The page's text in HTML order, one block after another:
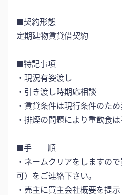
■契約形態
定期建物賃貸借契約
■特記事項
・現況有姿渡し
・引き渡し時期応相談
・賃貸条件は現行条件のた
・排煙の問題により重飲食
■手 順
・ネームクリアをしますの
可）をご連絡下さい。
・売主に買主会社概要を提